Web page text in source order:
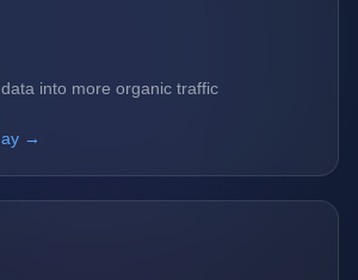
into more organic traffic
→